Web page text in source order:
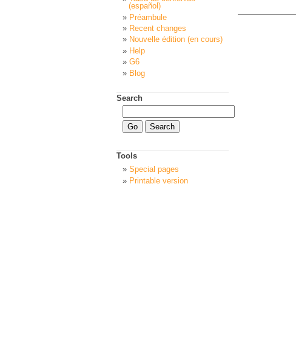
(español)
Préambule
Recent changes
Nouvelle édition (en cours)
Help
G6
Blog
Search
Tools
Special pages
Printable version